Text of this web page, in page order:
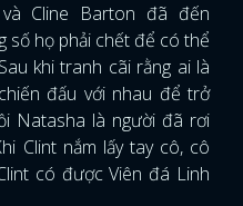
Cline Barton đã đến
số họ phải chết để có thể
khi tranh cãi rằng ai là
đấu với nhau để trở
Natasha là người đã rơi
Clint nắm lấy tay cô, cô
có được Viên đá Linh